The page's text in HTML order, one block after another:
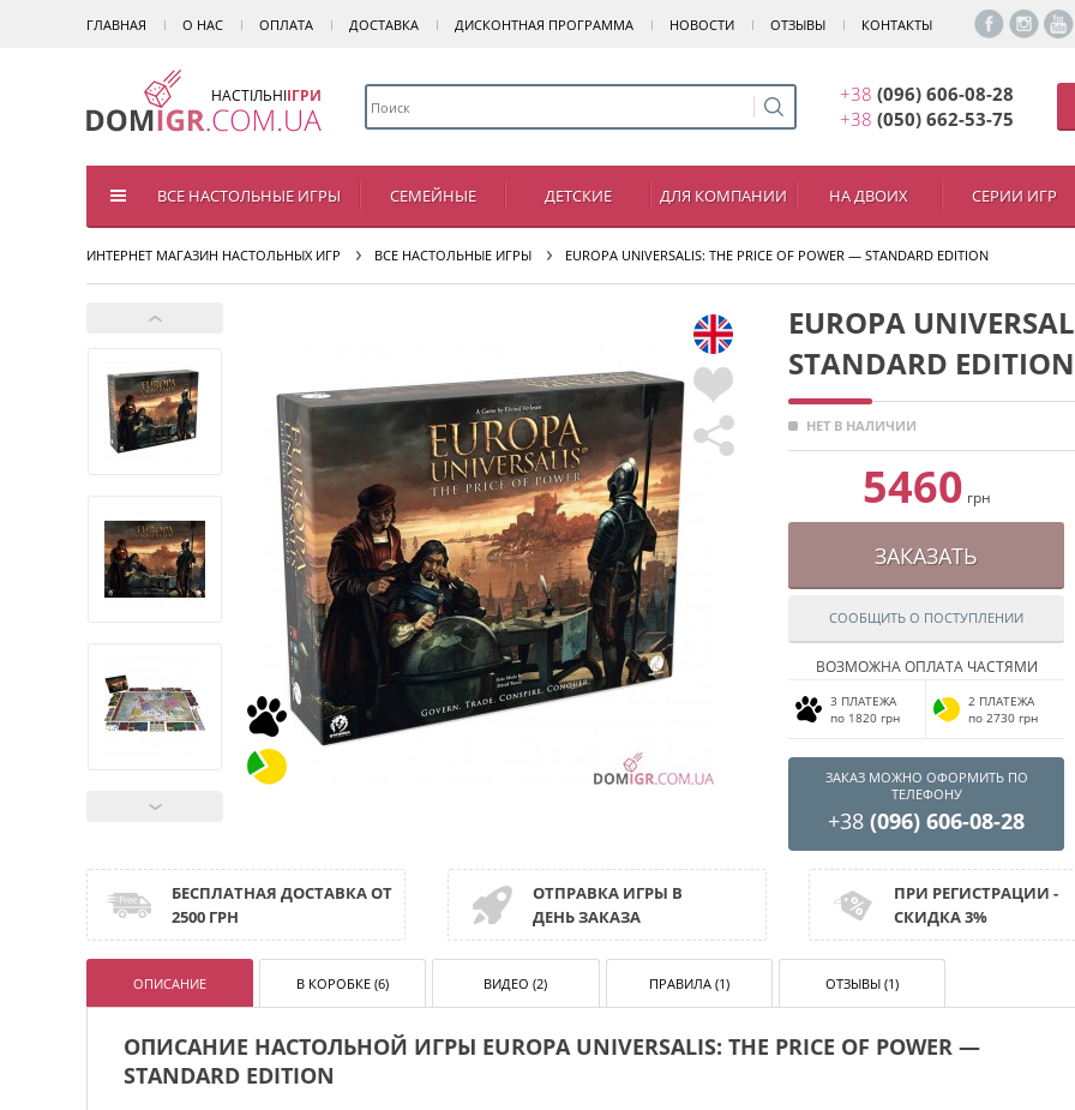
ГЛАВНАЯ О НАС ОПЛАТА ДОСТАВКА ДИСКОНТНАЯ ПРОГРАММА НОВОСТИ ОТЗЫВЫ КОНТАКТЫ
НАСТІЛЬНІІГРИ +38 (096) 606-08-28
+38 (050) 662-53-75
ВСЕ НАСТОЛЬНЫЕ ИГРЫ СЕМЕЙНЫЕ ДЕТСКИЕ ДЛЯ КОМПАНИИ НА ДВОИХ СЕРИИ ИГР
ИНТЕРНЕТ МАГАЗИН НАСТОЛЬНЫХ ИГР ВСЕ НАСТОЛЬНЫЕ ИГРЫ EUROPA UNIVERSALIS: THE PRICE OF POWER — STANDARD EDITION
EUROPA
STANDARD EDITION
НЕТ В НАЛИЧИИ
5460 грн
ЗАКАЗАТЬ
СООБЩИТЬ О ПОСТУПЛЕНИИ
ВОЗМОЖНА ОПЛАТА ЧАСТЯМИ
3 ПЛАТЕЖА
по 1820 грн
2 ПЛАТЕЖА
по 2730 грн
ЗАКАЗ МОЖНО ОФОРМИТЬ ПО
ТЕЛЕФОНУ
+38 (096) 606-08-28
БЕСПЛАТНАЯ ДОСТАВКА ОТ
2500 ГРН
ОТПРАВКА ИГРЫ В
ДЕНЬ ЗАКАЗА
ПРИ РЕГИСТРАЦИИ -
СКИДКА 3%
ОПИСАНИЕ В КОРОБКЕ (6) ВИДЕО (2) ПРАВИЛА (1) ОТЗЫВЫ (1)
ОПИСАНИЕ НАСТОЛЬНОЙ ИГРЫ EUROPA UNIVERSALIS: THE PRICE OF POWER —
STANDARD EDITION